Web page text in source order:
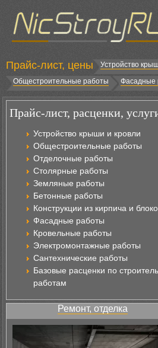
Прайс-лист, цены Устройство
Общестроительные работы
Фасадные
Прайс-лист, расценки,
Устройство крыши и кровли
Общестроительные работы
Отделочные работы
Столярные работы
Земляные работы
Бетонные работы
Конструкции из кирпича и
Фасадные работы
Кровельные работы
Электромонтажные работы
Сантехнические работы
Базовые расценки по
работам
Ремонт, отделка